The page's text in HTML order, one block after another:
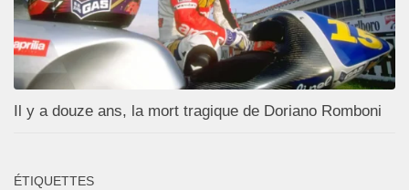
Il y a douze ans, la mort tragique de Doriano Romboni
ÉTIQUETTES